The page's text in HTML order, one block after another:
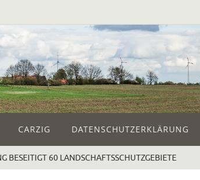
CARZIG DATENSCHUTZERKLÄRUNG
BESEITIGT 60 LANDSCHAFTSSCHUTZGEBIETE